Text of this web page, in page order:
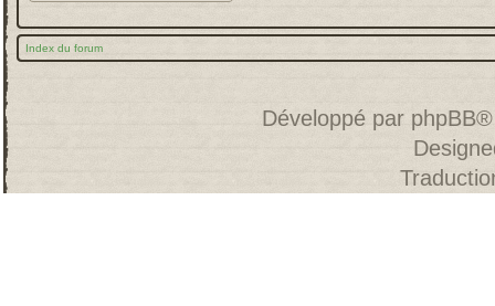
Index du forum
Développé par phpBB®